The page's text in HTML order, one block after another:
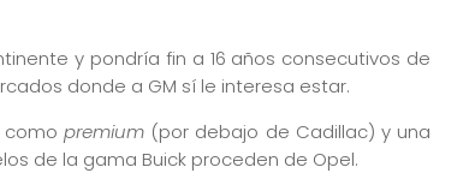
y pondría fin a 16 años consecutivos de
donde a GM sí le interesa estar.
comopremium (por debajo de Cadillac) y una
de la gama Buick proceden de Opel.